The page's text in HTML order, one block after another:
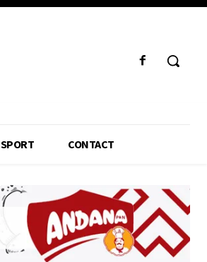
SPORT CONTACT